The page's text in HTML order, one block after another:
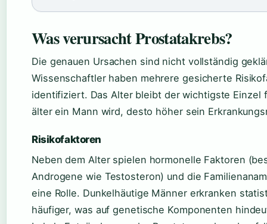
Was verursacht Prostatakrebs?
Die genauen Ursachen sind nicht vollständig
Wissenschaftler haben mehrere gesicherte
identifiziert. Das Alter bleibt der wichtigste Einzel
älter ein Mann wird, desto höher sein
Risikofaktoren
Neben dem Alter spielen hormonelle Faktoren
Androgene wie Testosteron) und die
eine Rolle. Dunkelhäutige Männer erkranken
häufiger, was auf genetische Komponenten